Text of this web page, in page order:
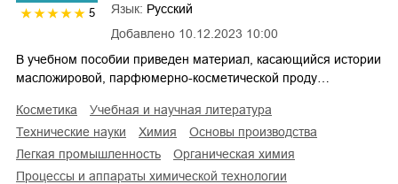
5
Добавлено 10.12.2023 10:00
Язык: Русский
В учебном пособии приведен материал, касающийся истории
масложировой, парфюмерно-косметической проду…
косметика
учебная и научная литература
технические науки
химия
основы производства
легкая промышленность
органическая химия
процессы и аппараты химической технологии